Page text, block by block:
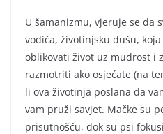
U šamanizmu, vjeruje se da
vodiča, životinjsku dušu,
oblikovati život uz mudrost i
razmotriti ako osjećate (na
li ova životinja poslana da
vam pruži savjet. Mačke su
prisutnošću, dok su psi